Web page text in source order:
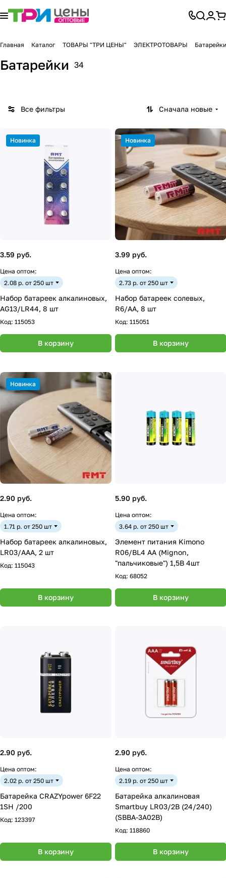
Главная Каталог ТОВАРЫ "ТРИ ЦЕНЫ" ЭЛЕКТРОТОВАРЫ Батарейки
Батарейки 34
Все фильтры Сначала новые
Новинка
3.59 руб.
Цена оптом:
2.08 р. от 250 шт
Набор батареек алкалиновых,
AG13/LR44, 8 шт
Код: 115053
В корзину
Новинка
3.99 руб.
Цена оптом:
2.73 р. от 250 шт
Набор батареек солевых,
R6/AA, 8 шт
Код: 115051
В корзину
Новинка
2.90 руб.
Цена оптом:
1.71 р. от 250 шт
Набор батареек алкалиновых,
LR03/AAA, 2 шт
Код: 115043
В корзину
5.90 руб.
Цена оптом:
3.64 р. от 250 шт
Элемент питания Kimono
R06/BL4 АА (Mignon,
"пальчиковые") 1,5В 4шт
Код: 68052
В корзину
2.90 руб.
Цена оптом:
2.02 р. от 250 шт
Батарейка CRAZYpower 6F22
1SH /200
Код: 123397
В корзину
2.90 руб.
Цена оптом:
2.19 р. от 250 шт
Батарейка алкалиновая
Smartbuy LR03/2B (24/240)
(SBBA-3A02B)
Код: 118860
В корзину